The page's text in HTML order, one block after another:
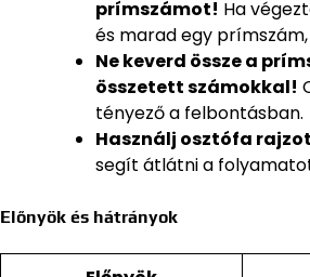
prímszámot! Ha
és marad egy
Ne keverd össze a
összetett számokkal!
tényező a felbontásban.
Használj osztófa
segít átlátni a
Előnyök és hátrányok